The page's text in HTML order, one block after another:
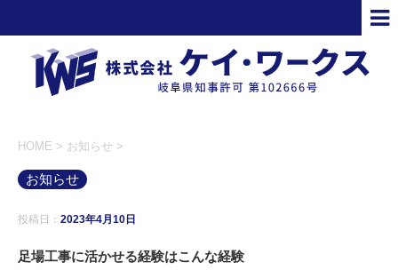
HOME > お知らせ >
お知らせ
投稿日： 2023年4月10日
足場工事に活かせる経験はこんな経験